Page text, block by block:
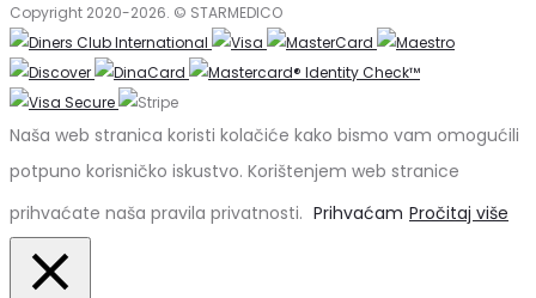
Copyright 2020-2026. © STARMEDICO
Naša web stranica koristi kolačiće kako bismo vam omogućili
potpuno korisničko iskustvo. Korištenjem web stranice
prihvaćate naša pravila privatnosti. Prihvaćam Pročitaj više